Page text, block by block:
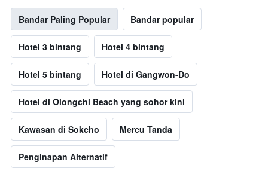
Bandar Paling Popular Bandar popular
Hotel 3 bintang Hotel 4 bintang
Hotel 5 bintang Hotel di Gangwon-Do
Hotel di Oiongchi Beach yang sohor kini
Kawasan di Sokcho Mercu Tanda
Penginapan Alternatif